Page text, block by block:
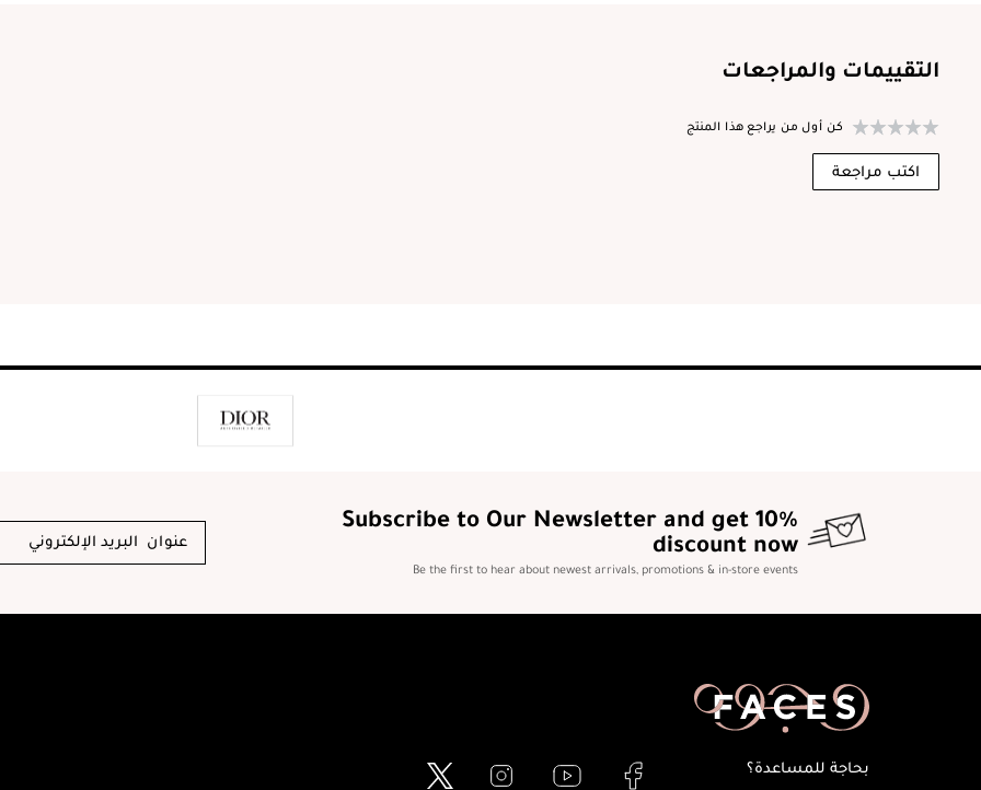
التقييمات والمراجعات
كن أول من يراجع هذا المنتج
اكتب مراجعة
Subscribe to Our Newsletter and get 10%
discount now
Be the first to hear about newest arrivals, promotions & in-store events
بحاجة للمساعدة؟